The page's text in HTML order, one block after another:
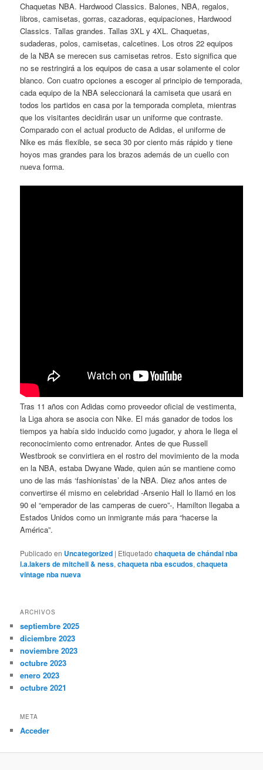
Chaquetas NBA. Hardwood Classics. Balones, NBA, regalos,
libros, camisetas, gorras, cazadoras, equipaciones, Hardwood
Classics. Tallas grandes. Tallas 3XL y 4XL. Chaquetas,
sudaderas, polos, camisetas, calcetines. Los otros 22 equipos
de la NBA se merecen sus camisetas retros. Esto significa que
no se restringirá a los equipos de casa a usar solamente el color
blanco. Con cuatro opciones a escoger al principio de temporada,
cada equipo de la NBA seleccionará la camiseta que usará en
todos los partidos en casa por la temporada completa, mientras
que los visitantes decidirán usar un uniforme que contraste.
Comparado con el actual producto de Adidas, el uniforme de
Nike es más flexible, se seca 30 por ciento más rápido y tiene
hoyos mas grandes para los brazos además de un cuello con
nueva forma.
Tras 11 años con Adidas como proveedor oficial de vestimenta,
la Liga ahora se asocia con Nike. El más ganador de todos los
tiempos ya había sido inducido como jugador, y ahora le llega el
reconocimiento como entrenador. Antes de que Russell
Westbrook se convirtiera en el rostro del movimiento de la moda
en la NBA, estaba Dwyane Wade, quien aún se mantiene como
uno de las más ‘fashionistas’ de la NBA. Diez años antes de
convertirse él mismo en celebridad -Arsenio Hall lo llamó en los
90 el “emperador de las camperas de cuero”-, Hamilton llegaba a
Estados Unidos como un inmigrante más para “hacerse la
América”.
Publicado en Uncategorized | Etiquetado chaqueta de chándal nba
l.a.lakers de mitchell & ness,chaqueta nba escudos,chaqueta
vintage nba nueva
ARCHIVOS
septiembre 2025
diciembre 2023
noviembre 2023
octubre 2023
enero 2023
octubre 2021
META
Acceder